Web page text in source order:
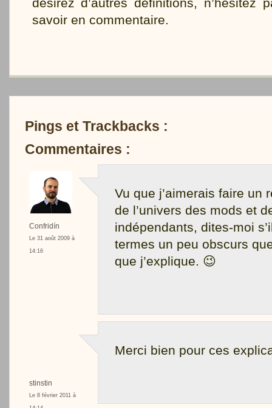
savoir en commentaire.
Pings et Trackbacks :
Commentaires :
Confridín
Le 31 août 2009 à
14:16
Vu que j’aimerais faire un
de l’univers des mods et
indépendants, dites-moi
termes un peu obscurs
que j’explique. 😉
stinstin
Le 8 février 2011 à
Merci bien pour ces